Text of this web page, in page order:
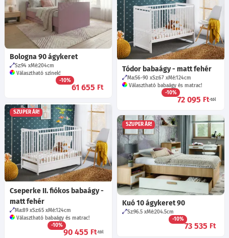
Bologna 90 ágykeret
Sz:94 Mé:204cm
Választható színek!
-10%
61 655 Ft
Tódor babaágy - matt fehér
Ma:56-90 Sz:67 Mé:124cm
Választható babaágy és matrac!
-10%
72 095 Ft-tól
SZUPER ÁR!
Cseperke II. fiókos babaágy -
matt fehér
Ma:89 Sz:65 Mé:124cm
Választható babaágy és matrac!
-10%
90 455 Ft-tól
SZUPER ÁR!
Kuó 10 ágykeret 90
Sz:96.5 Mé:204.5cm
-10%
73 535 Ft